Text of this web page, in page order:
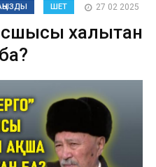
ШЕТ 27 02 2025
халықтан